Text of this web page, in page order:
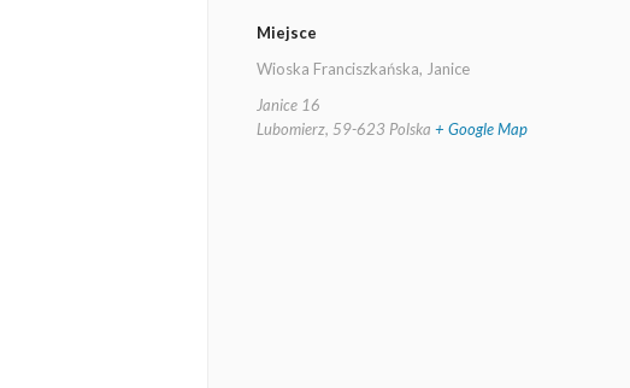
Miejsce
Wioska Franciszkańska, Janice
Janice 16
Lubomierz, 59-623 Polska + Google Map